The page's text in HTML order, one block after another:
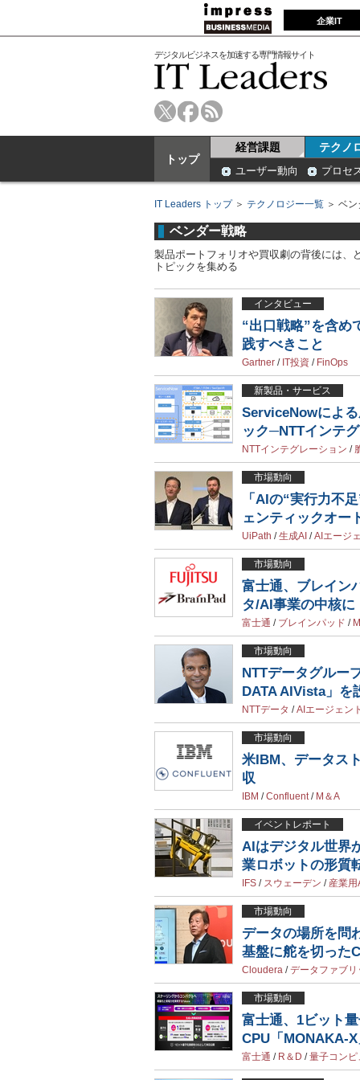
企業IT
デジタルビジネスを加速する専門情報サイト
トップ
経営課題 テクノ
ユーザー動向 プロセ
IT Leaders トップ＞ テクノロジー一覧 ＞ ベ
ベンダー戦略
製品ポートフォリオや買収劇の背後には、
トピックを集める
インタビュー
“出口戦略”を含め
践すべきこと
Gartner / IT投資 / FinOps
新製品・サービス
ServiceNowによ
ック─NTTインテ
NTTインテグレーション /
市場動向
「AIの“実行力不
ェンティックオー
UiPath /生成AI /AIエージ
市場動向
富士通、ブレイン
タ/AI事業の中核に
富士通 / ブレインパッド /
市場動向
NTTデータグルー
DATA AIVista」を
NTTデータ /AIエージェン
市場動向
米IBM、データス
収
IBM /Confluent/ M＆A
イベントレポート
AIはデジタル世界
業ロボットの形質
IFS / スウェーデン / 産業用
市場動向
データの場所を問
基盤に舵を切った
Cloudera /データファブリ
市場動向
富士通、1ビット
CPU「MONAKA-
富士通 / R＆D /量子コンピ